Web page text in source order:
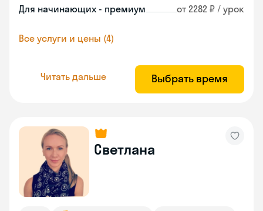
Для начинающих - премиум от 2282 ₽ / урок
Все услуги и цены (4)
Читать дальше Выбрать время
Светлана